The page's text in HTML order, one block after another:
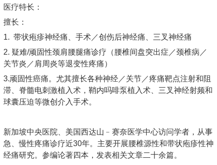
医疗特长：
擅长：
1. 带状疱疹神经痛、手术／创伤后神经痛、三叉神经痛
2. 疑难/顽固性颈肩腰腿痛诊疗（腰椎间盘突出症／颈椎病／
关节炎／肩周炎等退变性疼痛）
3.顽固性癌痛。尤其擅长各种神经／关节／疼痛靶点注射和阻
滞、脊髓电刺激植入术，鞘内吗啡泵植入术、三叉神经射频和
球囊压迫等微创介入手术。
新加坡中央医院、美国西达山﹣赛奈医学中心访问学者，从事
急、慢性疼痛诊疗近30年。主要开展腰椎源性和带状疱疹性神
经痛研究。参编论著四本，发表相关文章二十余篇。